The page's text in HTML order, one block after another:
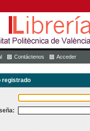
Contáctenos Acceder
registrado